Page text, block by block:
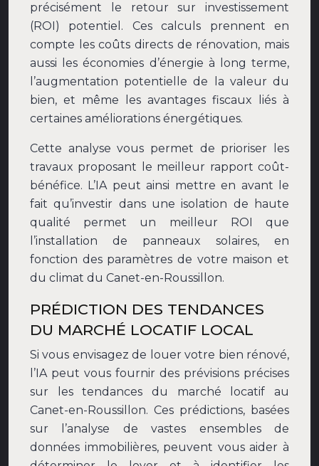
précisément le retour sur investissement
(ROI) potentiel. Ces calculs prennent en
compte les coûts directs de rénovation, mais
aussi les économies d’énergie à long terme,
l’augmentation potentielle de la valeur du
bien, et même les avantages fiscaux liés à
certaines améliorations énergétiques.
Cette analyse vous permet de prioriser les
travaux proposant le meilleur rapport coût-
bénéfice. L’IA peut ainsi mettre en avant le
fait qu’investir dans une isolation de haute
qualité permet un meilleur ROI que
l’installation de panneaux solaires, en
fonction des paramètres de votre maison et
du climat du Canet-en-Roussillon.
PRÉDICTION DES TENDANCES
DU MARCHÉ LOCATIF LOCAL
Si vous envisagez de louer votre bien rénové,
l’IA peut vous fournir des prévisions précises
sur les tendances du marché locatif au
Canet-en-Roussillon. Ces prédictions, basées
sur l’analyse de vastes ensembles de
données immobilières, peuvent vous aider à